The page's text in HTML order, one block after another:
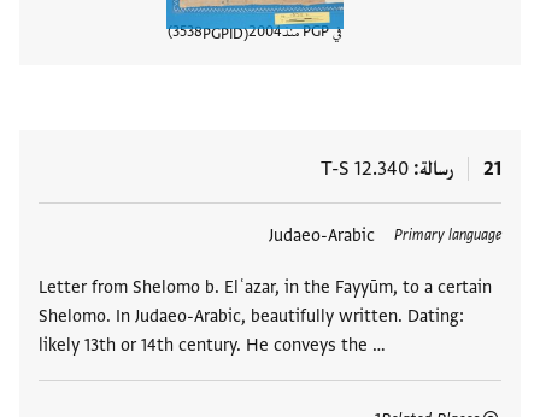
في PGP منذ 2004
PGPID
3538
21 رسالة T-S 12.340
Primary language
Judaeo-Arabic
Letter from Shelomo b. Elʿazar, in the Fayyūm, to a certain
Shelomo. In Judaeo-Arabic, beautifully written. Dating:
likely 13th or 14th century. He conveys the …
العلامات